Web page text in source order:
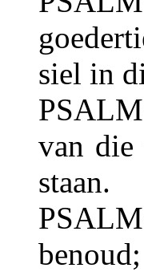
siel in
van
staan.